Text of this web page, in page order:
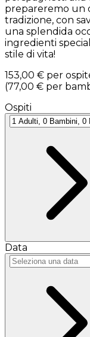
prepareremo un
tradizione, con
una splendida
ingredienti
stile di vita!
153,00 € per
(77,00 € per
Ospiti
Data